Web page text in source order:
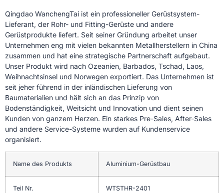
Qingdao WanchengTai ist ein professioneller Gerüstsystem-
Lieferant, der Rohr- und Fitting-Gerüste und andere
Gerüstprodukte liefert. Seit seiner Gründung arbeitet unser
Unternehmen eng mit vielen bekannten Metallherstellern in China
zusammen und hat eine strategische Partnerschaft aufgebaut.
Unser Produkt wird nach Ozeanien, Barbados, Tschad, Laos,
Weihnachtsinsel und Norwegen exportiert. Das Unternehmen ist
seit jeher führend in der inländischen Lieferung von
Baumaterialien und hält sich an das Prinzip von
Bodenständigkeit, Weitsicht und Innovation und dient seinen
Kunden von ganzem Herzen. Ein starkes Pre-Sales, After-Sales
und andere Service-Systeme wurden auf Kundenservice
organisiert.
Name des Produkts Aluminium-Gerüstbau
Teil Nr. WTSTHR-2401